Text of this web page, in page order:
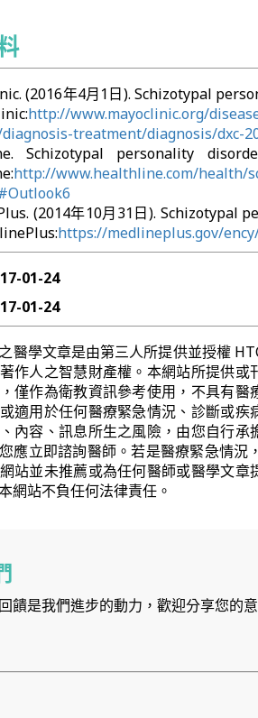
(2016年4月1日). Schizotypal
http://www.mayoclinic.org/
treatment/diagnosis/dxc-
Schizotypal personality
http://www.healthline.com/health/
(2014年10月31日). Schizotypal
https://medlineplus.gov/
01-24
01-24
醫學文章是由第三人所提供並授權
作人之智慧財產權。本網站所提供
僅作為衛教資訊參考使用，不具有
適用於任何醫療緊急情況、診斷或
內容、訊息所生之風險，由您自行
應立即諮詢醫師。若是醫療緊急情況
站並未推薦或為任何醫師或醫學文
網站不負任何法律責任。
饋是我們進步的動力，歡迎分享您的